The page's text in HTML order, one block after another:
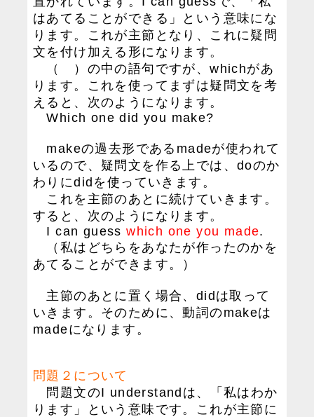
はあてることができる」という意味にな
ります。これが主節となり、これに疑問
文を付け加える形になります。
（ ）の中の語句ですが、whichがあ
ります。これを使ってまずは疑問文を考
えると、次のようになります。
Which one did you make?
makeの過去形であるmadeが使われて
いるので、疑問文を作る上では、doのか
わりにdidを使っていきます。
これを主節のあとに続けていきます。
すると、次のようになります。
I can guesswhich one you made.
（私はどちらをあなたが作ったのかを
あてることができます。）
主節のあとに置く場合、didは取って
いきます。そのために、動詞のmakeは
madeになります。
問題２について
問題文のI understandは、「私はわか
ります」という意味です。これが主節に